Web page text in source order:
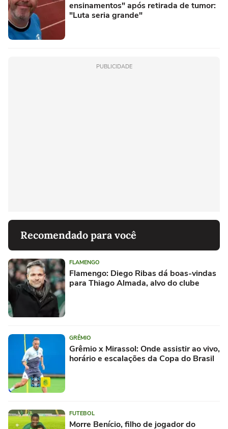
ensinamentos" após retirada de tumor:
"Luta seria grande"
PUBLICIDADE
Recomendado para você
FLAMENGO
Flamengo: Diego Ribas dá boas-vindas
para Thiago Almada, alvo do clube
GRÊMIO
Grêmio x Mirassol: Onde assistir ao vivo,
horário e escalações da Copa do Brasil
FUTEBOL
Morre Benício, filho de jogador do